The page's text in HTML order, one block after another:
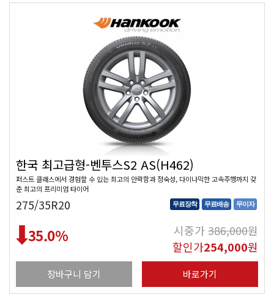
한국 최고급형-벤투스S2 AS(H462)
퍼스트 클래스에서 경험할 수 있는 최고의 안락함과 정숙성, 다이나믹한 고속주행까지 갖
춘 최고의 프리미엄 타이어
275/35R20 무료장착 무료배송 무이자
35.0% 시중가386,000원
할인가254,000원
장바구니 담기 바로가기